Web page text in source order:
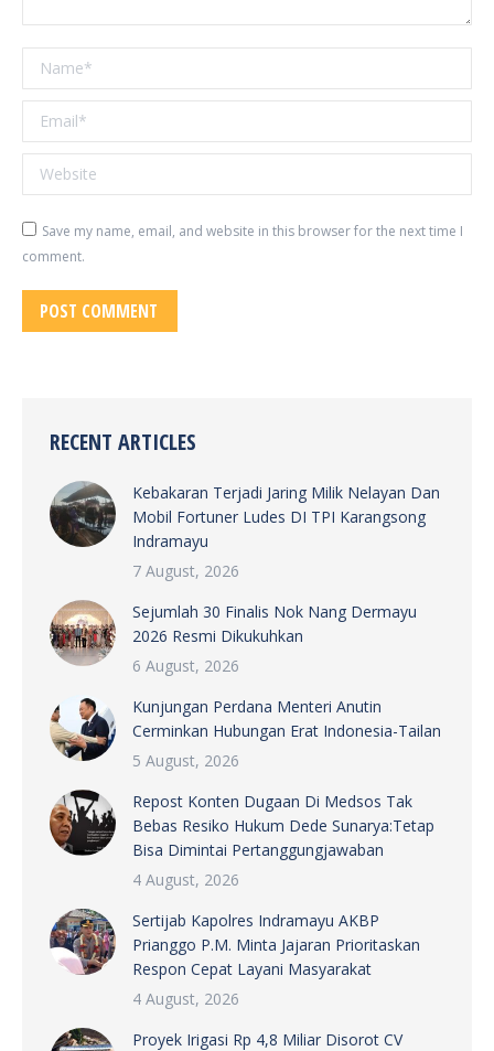
Name *
Email *
Website
Save my name, email, and website in this browser for the next time I
comment.
POST COMMENT
RECENT ARTICLES
Kebakaran Terjadi Jaring Milik Nelayan Dan
Mobil Fortuner Ludes DI TPI Karangsong
Indramayu
7 August, 2026
Sejumlah 30 Finalis Nok Nang Dermayu
2026 Resmi Dikukuhkan
6 August, 2026
Kunjungan Perdana Menteri Anutin
Cerminkan Hubungan Erat Indonesia-Tailan
5 August, 2026
Repost Konten Dugaan Di Medsos Tak
Bebas Resiko Hukum Dede Sunarya:Tetap
Bisa Dimintai Pertanggungjawaban
4 August, 2026
Sertijab Kapolres Indramayu AKBP
Prianggo P.M. Minta Jajaran Prioritaskan
Respon Cepat Layani Masyarakat
4 August, 2026
Proyek Irigasi Rp 4,8 Miliar Disorot CV